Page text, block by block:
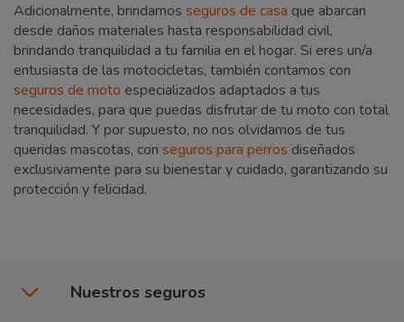
Adicionalmente, brindamos seguros de casa que abarcan
desde daños materiales hasta responsabilidad civil,
brindando tranquilidad a tu familia en el hogar. Si eres un/a
entusiasta de las motocicletas, también contamos con
seguros de moto especializados adaptados a tus
necesidades, para que puedas disfrutar de tu moto con total
tranquilidad. Y por supuesto, no nos olvidamos de tus
queridas mascotas, con seguros para perros diseñados
exclusivamente para su bienestar y cuidado, garantizando su
protección y felicidad.
Nuestros seguros